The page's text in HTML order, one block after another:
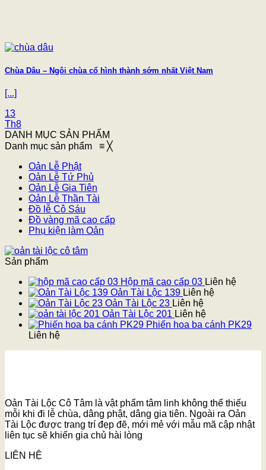
Chùa Dâu – Ngôi chùa cổ hình thành sớm nhất Việt Nam
[...]
13
Th8
DANH MỤC SẢN PHẨM
Danh mục sản phẩm ≡ ╳
Oản Lễ Phật
Oản Lễ Tứ Phủ
Oản Lễ Gia Tiên
Oản Lễ Thần Tài
Đồ lễ Cô Sáu
Đồ vàng mã cao cấp
Phụ kiện làm Oản
Sản phẩm
Hộp mã cao cấp 03 Liên hệ
Oản Tài Lộc 139 Liên hệ
Oản Tài Lộc 23 Liên hệ
Oản Tài Lộc 201 Liên hệ
Phiến hoa ba cánh PK29
Liên hệ
Oản Tài Lộc Cô Tâm là vật phẩm tâm linh không thể thiếu
mỗi khi đi lễ chùa, dâng phật, dâng gia tiên. Ngoài ra Oản
Tài Lộc được trang trí đẹp đẽ, mới mẻ với mẫu mã cập nhật
liên tục sẽ khiến gia chủ hài lòng
LIÊN HỆ